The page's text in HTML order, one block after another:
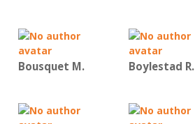
Bousquet M. Boylestad R.